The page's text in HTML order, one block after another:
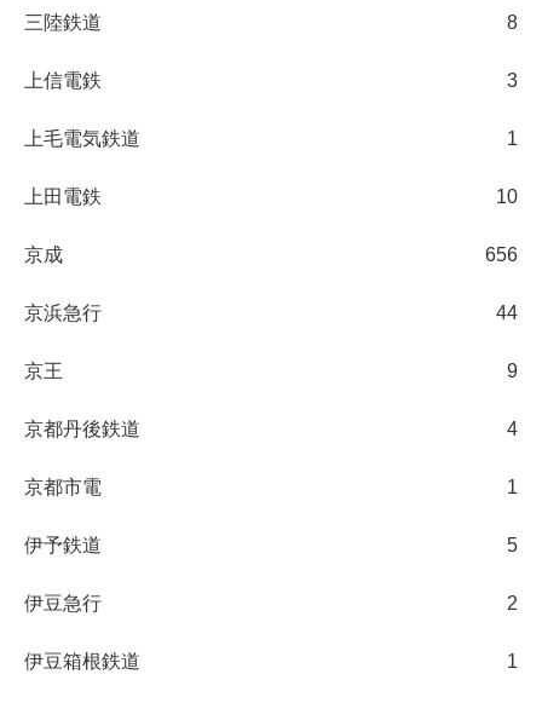
三陸鉄道 8
上信電鉄 3
上毛電気鉄道 1
上田電鉄 10
京成 656
京浜急行 44
京王 9
京都丹後鉄道 4
京都市電 1
伊予鉄道 5
伊豆急行 2
伊豆箱根鉄道 1